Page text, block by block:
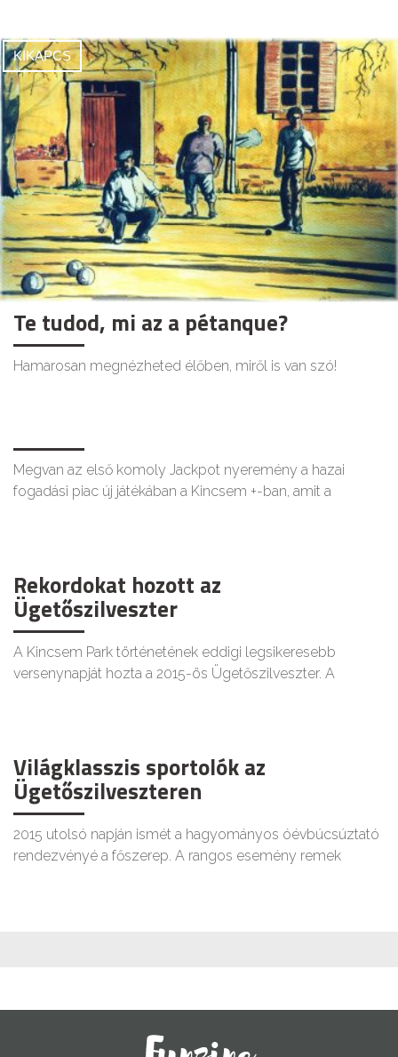
KIKAPCS
Te tudod, mi az a pétanque?
Hamarosan megnézheted élőben, miről is van szó!
Megvan az első komoly Jackpot nyeremény a hazai
fogadási piac új játékában a Kincsem +-ban, amit a
Rekordokat hozott az
Ügetőszilveszter
A Kincsem Park történetének eddigi legsikeresebb
versenynapját hozta a 2015-ös Ügetőszilveszter. A
Világklasszis sportolók az
Ügetőszilveszteren
2015 utolsó napján ismét a hagyományos óévbúcsúztató
rendezvényé a főszerep. A rangos esemény remek